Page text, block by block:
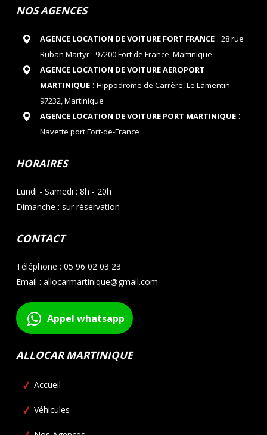
NOS AGENCES
AGENCE LOCATION DE VOITURE FORT FRANCE: 28 rue
Ruban Martyr - 97200 Fort de France, Martinique
AGENCE LOCATION DE VOITURE AEROPORT
MARTINIQUE: Hippodrome de Carrère, Le Lamentin
97232, Martinique
AGENCE LOCATION DE VOITURE PORT MARTINIQUE:
Navette port Fort-de-France
HORAIRES
Lundi - Samedi : 8h - 20h
Dimanche : sur réservation
CONTACT
Téléphone : 05 96 02 03 23
Email : allocarmartinique@gmail.com
Appel whatsapp
ALLOCAR MARTINIQUE
Accueil
Véhicules